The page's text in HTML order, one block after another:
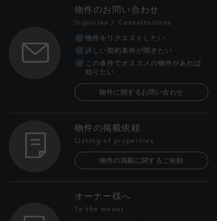
物件のお問い合わせ
Inquiries / Consultations
物件をリクエストしたい
詳しい契約条件が聞きたい
この条件でオススメの物件があれば
知りたい
物件に関するお問い合わせ
物件の掲載依頼
Listing of properties
物件の掲載に関するご依頼
オーナー様へ
To the owner